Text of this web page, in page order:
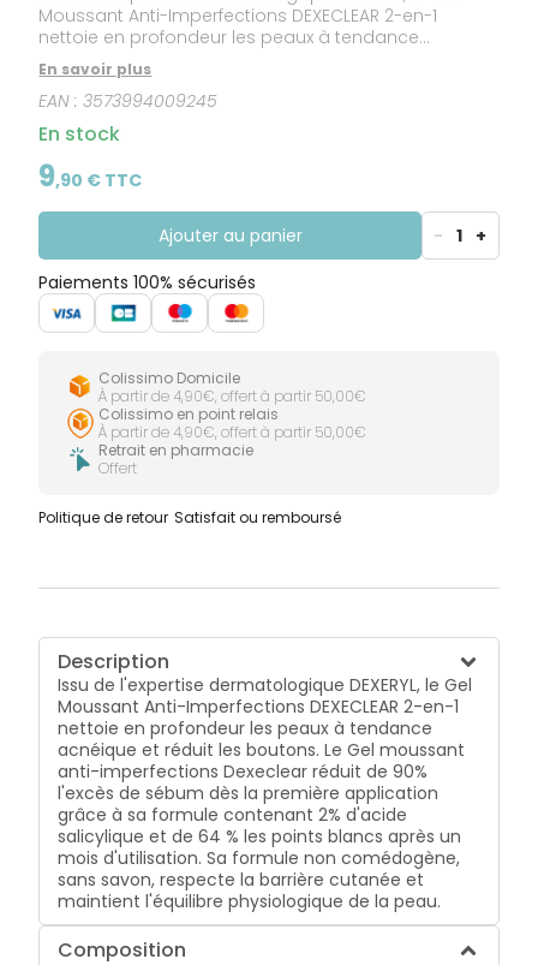
Moussant Anti-Imperfections DEXECLEAR 2-en-1
nettoie en profondeur les peaux à tendance
acnéique et réduit les boutons. Le Gel moussant
anti-imperfections Dexeclear réduit de 90% l'excès de
sébum dès la première application grâce à sa
formule contenant 2% d'acide salicylique et de 64 %
les points blancs après un mois d'utilisation. Sa
formule non comédogène, sans savon, respecte la
barrière cutanée et maintient l'équilibre
physiologique de la peau.
En savoir plus
EAN :3573994009245
En stock
9,90 € TTC
Ajouter au panier - 1 +
Paiements 100% sécurisés
Colissimo Domicile
À partir de 4,90€, offert à partir 50,00€
Colissimo en point relais
À partir de 4,90€, offert à partir 50,00€
Retrait en pharmacie
Offert
Politique de retour Satisfait ou remboursé
Description
Issu de l'expertise dermatologique DEXERYL, le Gel
Moussant Anti-Imperfections DEXECLEAR 2-en-1
nettoie en profondeur les peaux à tendance
acnéique et réduit les boutons. Le Gel moussant
anti-imperfections Dexeclear réduit de 90%
l'excès de sébum dès la première application
grâce à sa formule contenant 2% d'acide
salicylique et de 64 % les points blancs après un
mois d'utilisation. Sa formule non comédogène,
sans savon, respecte la barrière cutanée et
maintient l'équilibre physiologique de la peau.
Composition